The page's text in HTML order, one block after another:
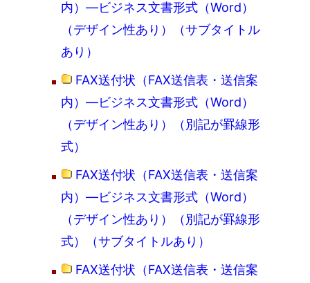
内）―ビジネス文書形式（Word）
（デザイン性あり）（サブタイトル
あり）
FAX送付状（FAX送信表・送信案
内）―ビジネス文書形式（Word）
（デザイン性あり）（別記が罫線形
式）
FAX送付状（FAX送信表・送信案
内）―ビジネス文書形式（Word）
（デザイン性あり）（別記が罫線形
式）（サブタイトルあり）
FAX送付状（FAX送信表・送信案